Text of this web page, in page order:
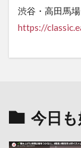
渋谷・高田馬
https://
今日